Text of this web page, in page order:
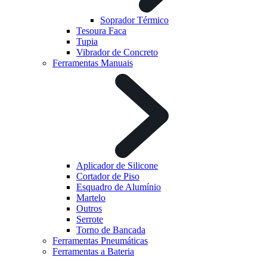
Soprador Térmico
Tesoura Faca
Tupia
Vibrador de Concreto
Ferramentas Manuais
Aplicador de Silicone
Cortador de Piso
Esquadro de Alumínio
Martelo
Outros
Serrote
Torno de Bancada
Ferramentas Pneumáticas
Ferramentas a Bateria